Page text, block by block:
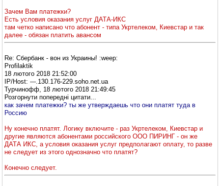
Зачем Вам платежки?
Есть условия оказания услуг ДАТА-ИКС
там четко написано что абонент - типа Укртелеком, Киевстар и так
далее - обязан платить авансом
Re: Сбербанк - вон из Украины! :weep:
Profilaktik
18 лютого 2018 21:52:00
IP/Host: ---.130.176-229.soho.net.ua
Турчинофф, 18 лютого 2018 21:49:45
Розгорнути попередні цитати...
как зачем платежки? ты же утверждаешь что они платят туда в
Россию
Ну конечно платят. Логику включите - раз Укртелеком, Киевстар и
другие являются абонентами российского ООО ПИРИНГ - он же
ДАТА ИКС, а условия оказания услуг предполагают оплату, то разве
не следует из этого однозначно что платят?
Конечно следует.